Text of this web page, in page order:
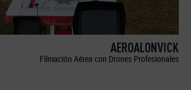
AEROALONVICK
Filmación Aérea con Drones Profesionales